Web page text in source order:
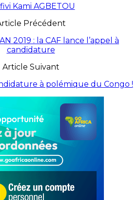
Kami AGBETOU
Précédent
2019 : la CAF lance l’appel à
candidature
Article Suivant
à polémique du Congo !